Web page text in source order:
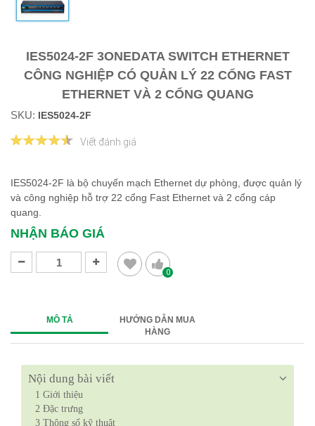
IES5024-2F 3ONEDATA SWITCH ETHERNET
CÔNG NGHIỆP CÓ QUẢN LÝ 22 CỔNG FAST
ETHERNET VÀ 2 CỔNG QUANG
SKU: IES5024-2F
Viết đánh giá
IES5024-2F là bộ chuyển mạch Ethernet dự phòng, được quản lý
và công nghiệp hỗ trợ 22 cổng Fast Ethernet và 2 cổng cáp
quang.
NHẬN BÁO GIÁ
0
MÔ TẢ
HƯỚNG DẪN MUA
HÀNG
Nội dung bài viết
1 Giới thiệu
2 Đặc trưng
3 Thông số kỹ thuật